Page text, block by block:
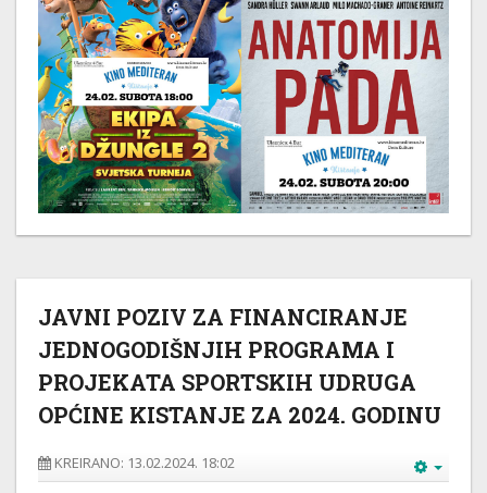
JAVNI POZIV ZA FINANCIRANJE
JEDNOGODIŠNJIH PROGRAMA I
PROJEKATA SPORTSKIH UDRUGA
OPĆINE KISTANJE ZA 2024. GODINU
KREIRANO: 13.02.2024. 18:02